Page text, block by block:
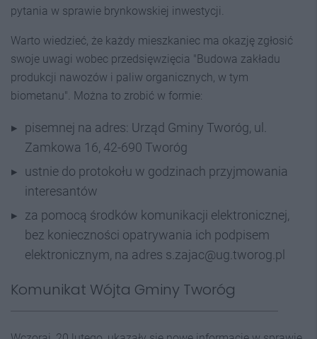
pytania w sprawie brynkowskiej inwestycji.
Warto wiedzieć, że każdy mieszkaniec ma okazję zgłosić
swoje uwagi wobec przedsięwzięcia "Budowa zakładu
produkcji nawozów i paliw organicznych, w tym
biometanu". Można to zrobić w formie:
pisemnej na adres: Urząd Gminy Tworóg, ul.
Zamkowa 16, 42-690 Tworóg
ustnie do protokołu w godzinach przyjmowania
interesantów
za pomocą środków komunikacji elektronicznej,
bez konieczności opatrywania ich podpisem
elektronicznym, na adres s.zajac@ug.tworog.pl
Komunikat Wójta Gminy Tworóg